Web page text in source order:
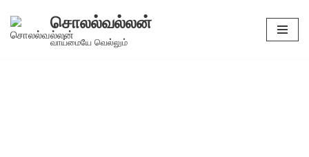
Skip
சொலல்வல்லன்
வாய்மையே வெல்லும்